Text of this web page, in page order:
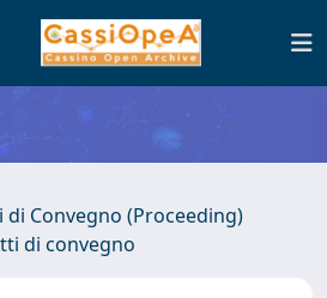
Convegno (Proceeding)
di convegno